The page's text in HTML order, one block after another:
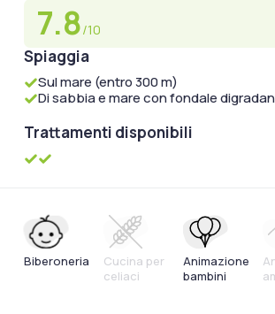
7.8/10
Spiaggia
Sul mare (entro 300 m)
Di sabbia e mare con fondale
Trattamenti disponibili
Biberoneria
Cucina per
celiaci
Animazione
bambini